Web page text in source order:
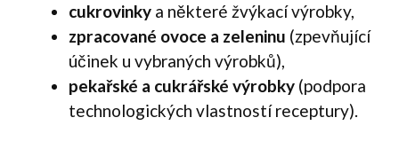
cukrovinky a některé žvýkací výrobky,
zpracované ovoce a zeleninu (zpevňující
účinek u vybraných výrobků),
pekařské a cukrářské výrobky (podpora
technologických vlastností receptury).